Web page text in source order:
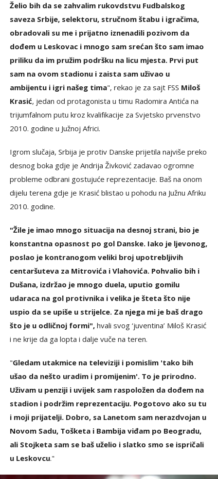
Želio bih da se zahvalim rukovdstvu Fudbalskog
saveza Srbije, selektoru, stručnom štabu i igračima,
obradovali su me i prijatno iznenadili pozivom da
dođem u Leskovac i mnogo sam srećan što sam imao
priliku da im pružim podršku na licu mjesta. Prvi put
sam na ovom stadionu i zaista sam uživao u
ambijentu i igri našeg tima", rekao je za sajt FSS Miloš
Krasić, jedan od protagonista u timu Radomira Antića na
trijumfalnom putu kroz kvalifikacije za Svjetsko prvenstvo
2010. godine u Južnoj Africi.
Igrom slučaja, Srbija je protiv Danske prijetila najviše preko
desnog boka gdje je Andrija Živković zadavao ogromne
probleme odbrani gostujuće reprezentacije. Baš na onom
dijelu terena gdje je Krasić blistao u pohodu na Južnu Afriku
2010. godine.
"Žile je imao mnogo situacija na desnoj strani, bio je
konstantna opasnost po gol Danske. Iako je ljevonog,
poslao je kontranogom veliki broj upotrebljivih
centaršuteva za Mitrovića i Vlahovića. Pohvalio bih i
Dušana, izdržao je mnogo duela, uputio gomilu
udaraca na gol protivnika i velika je šteta što nije
uspio da se upiše u strijelce. Za njega mi je baš drago
što je u odličnoj formi", hvali svog ‘juventina’ Miloš Krasić
i ne krije da ga lopta i dalje vuče na teren.
"Gledam utakmice na televiziji i pomislim 'tako bih
ušao da nešto uradim i promijenim'. To je prirodno.
Uživam u penziji i uvijek sam raspoložen da dođem na
stadion i podržim reprezentaciju. Pogotovo ako su tu
i moji prijatelji. Dobro, sa Lanetom sam nerazdvojan u
Novom Sadu, Tošketa i Bambija viđam po Beogradu,
ali Stojketa sam se baš uželio i slatko smo se ispričali
u Leskovcu."